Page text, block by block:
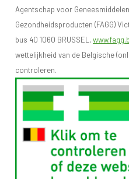
Agentschap voor
Gezondheidsproducten (FAGG)
bus 40 1060 BRUSSEL,
wettelijkheid van de Belgische
controleren.